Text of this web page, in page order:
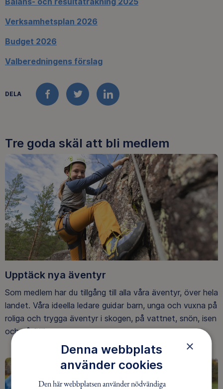
Verksamhetsplan 2026
Budget 2026
Valberedningens förslag
DELA
FACEBOOKTWITTERLINKEDIN
Tre goda skäl att bli medlem
Upptäck nya äventyr
Som medlem har du tillgång till alla våra äventyr, över hela
landet. Våra ideella ledare guidar barn, unga och vuxna på
roliga och trygga äventyr i skogen, på vattnet, snön, isen
och på fjället.
×
Denna webbplats
använder cookies
Den här webbplatsen använder nödvändiga